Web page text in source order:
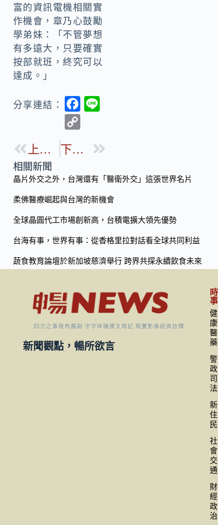
富的資訊電機相關實
作機會，章乃心鼓勵
學弟妹：「不管夢想
有多遠大，只要確實
按部就班，終究可以
達成。」
分享連結：
F
b
o
k
p
Li
n
k
上一篇 下一篇
相關新聞
晶片外交之外，台灣還有「醫衛外交」這張世界名片
柔佛醫療崛起與台灣的新機會
全球晶圓代工市場創新高，台積電擴大領先優勢
台海有事，世界有事：從香格里拉對話看全球共同利益
蔬食教育論壇於新加坡慈濟舉行 跨界共探永續飲食未來
新聞觀點，暢所欲言
時
事
健
康
醫
藥
警
政
司
法
新
住
民
社
會
交
通
財
經
政
治